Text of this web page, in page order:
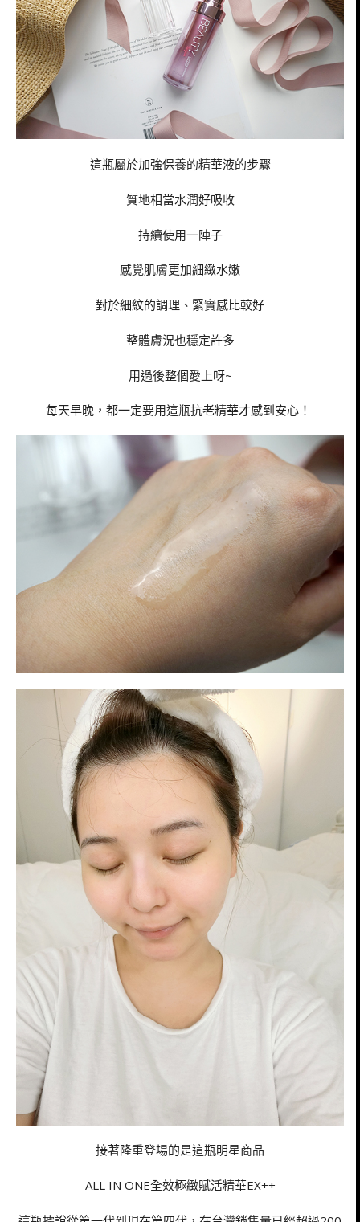
這瓶屬於加強保養的精華液的步驟
質地相當水潤好吸收
持續使用一陣子
感覺肌膚更加細緻水嫩
對於細紋的調理、緊實感比較好
整體膚況也穩定許多
用過後整個愛上呀~
每天早晚，都一定要用這瓶抗老精華才感到安心！
接著隆重登場的是這瓶明星商品
ALL IN ONE全效極緻賦活精華EX++